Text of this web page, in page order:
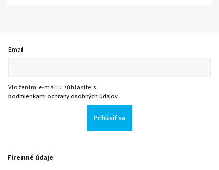
Email
Vložením e-mailu súhlasíte s
podmienkami ochrany osobných údajov
Prihlásiť sa
Firemné údaje